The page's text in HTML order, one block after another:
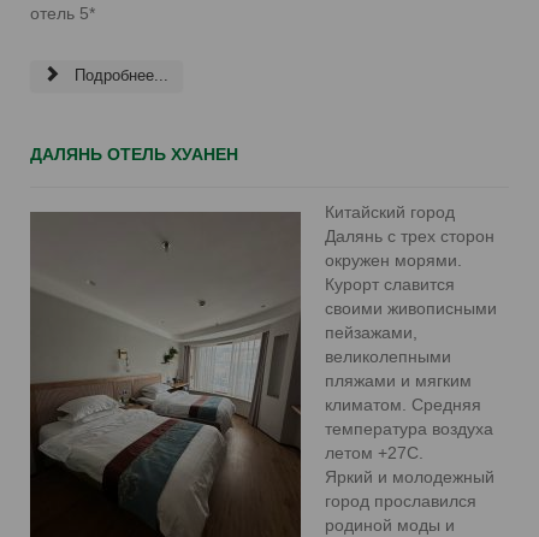
отель 5*
Подробнее...
ДАЛЯНЬ ОТЕЛЬ ХУАНЕН
Китайский город
Далянь с трех сторон
окружен морями.
Курорт славится
своими живописными
пейзажами,
великолепными
пляжами и мягким
климатом. Средняя
температура воздуха
летом +27С.
Яркий и молодежный
город прославился
родиной моды и